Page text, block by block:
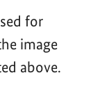
for
image
above.